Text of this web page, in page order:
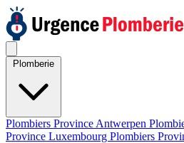
Plombiers Province Antwerpen
Province Luxembourg Plombiers